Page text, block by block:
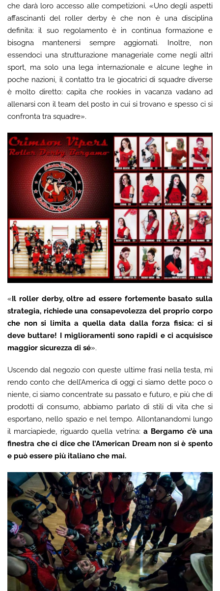
che darà loro accesso alle competizioni. «Uno degli aspetti
affascinanti del roller derby è che non è una disciplina
definita: il suo regolamento è in continua formazione e
bisogna mantenersi sempre aggiornati. Inoltre, non
essendoci una strutturazione manageriale come negli altri
sport, ma solo una lega internazionale e alcune leghe in
poche nazioni, il contatto tra le giocatrici di squadre diverse
è molto diretto: capita che rookies in vacanza vadano ad
allenarsi con il team del posto in cui si trovano e spesso ci si
confronta tra squadre».
« Il roller derby, oltre ad essere fortemente basato sulla
strategia, richiede una consapevolezza del proprio corpo
che non si limita a quella data dalla forza fisica: ci si
deve buttare! I miglioramenti sono rapidi e ci acquisisce
maggior sicurezza di sé».
Uscendo dal negozio con queste ultime frasi nella testa, mi
rendo conto che dell’America di oggi ci siamo dette poco o
niente, ci siamo concentrate su passato e futuro, e più che di
prodotti di consumo, abbiamo parlato di stili di vita che si
esportano, nello spazio e nel tempo. Allontanandomi lungo
il marciapiede, riguardo quella vetrina: a Bergamo c’è una
finestra che ci dice che l’American Dream non si è spento
e può essere più italiano che mai.